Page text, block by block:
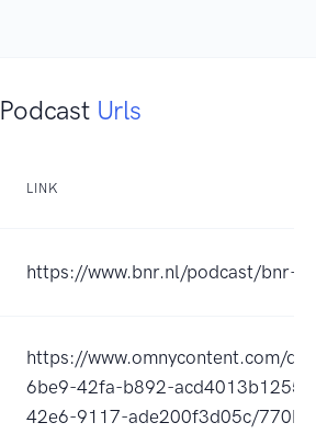
Podcast Urls
LINK
https://www.bnr.nl/podcast/bnr-
https://www.omnycontent.com/d/
6be9-42fa-b892-
42e6-9117-ade200f3d05c/